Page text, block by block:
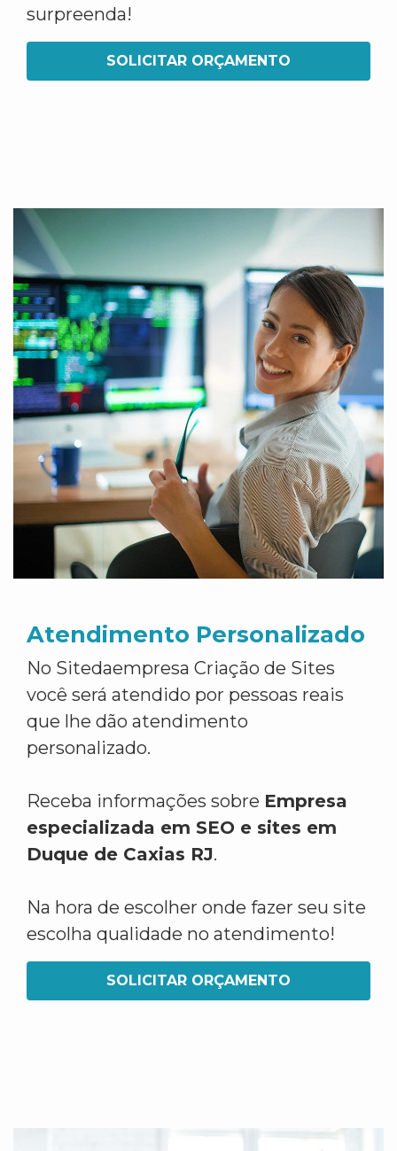
surpreenda!
SOLICITAR ORÇAMENTO
Atendimento Personalizado
No Sitedaempresa Criação de Sites
você será atendido por pessoas reais
que lhe dão atendimento
personalizado.
Receba informações sobre Empresa
especializada em SEO e sites em
Duque de Caxias RJ.
Na hora de escolher onde fazer seu site
escolha qualidade no atendimento!
SOLICITAR ORÇAMENTO